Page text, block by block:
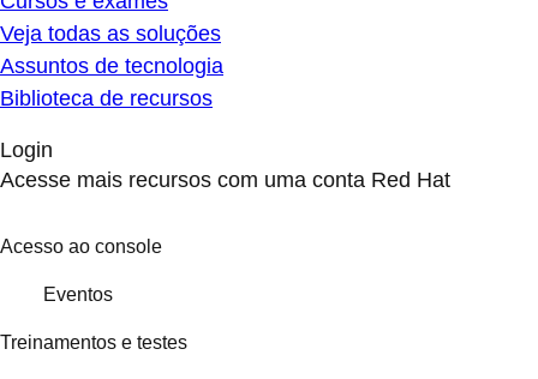
Veja todas as soluções
Assuntos de tecnologia
Biblioteca de recursos
Login
Acesse mais recursos com uma conta Red Hat
Acesso ao console
Eventos
Treinamentos e testes